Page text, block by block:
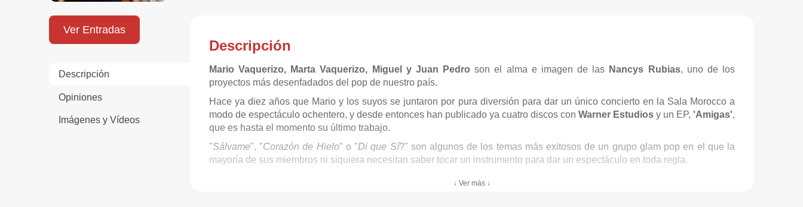
Ver Entradas
Descripción
Opiniones
Imágenes y Vídeos
Descripción
Mario Vaquerizo, Marta Vaquerizo, Miguel y Juan Pedro son el alma e imagen de las Nancys Rubias, uno de los
proyectos más desenfadados del pop de nuestro país.
Hace ya diez años que Mario y los suyos se juntaron por pura diversión para dar un único concierto en la Sala Morocco a
modo de espectáculo ochentero, y desde entonces han publicado ya cuatro discos con Warner Estudios y un EP, 'Amigas',
que es hasta el momento su último trabajo.
"Sálvame", "Corazón de Hielo" o "Di que Sí?" son algunos de los temas más exitosos de un grupo glam pop en el que la
mayoría de sus miembros ni siquiera necesitan saber tocar un instrumento para dar un espectáculo en toda regla.
↓ Ver más ↓